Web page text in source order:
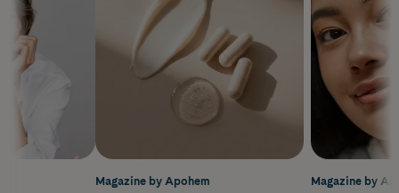
Magazine by
Magazine by Apohem